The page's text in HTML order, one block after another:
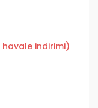
havale indirimi)